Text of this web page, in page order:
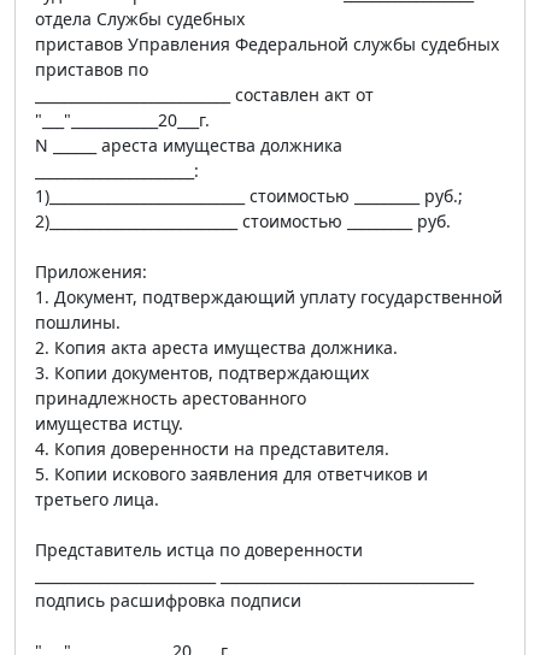
отдела Службы судебных
приставов Управления Федеральной службы судебных
приставов по
___________________________ составлен акт от
"___"____________20___г.
N ______ ареста имущества должника
______________________:
1)___________________________ стоимостью _________ руб.;
2)__________________________ стоимостью _________ руб.
Приложения:
1. Документ, подтверждающий уплату государственной
пошлины.
2. Копия акта ареста имущества должника.
3. Копии документов, подтверждающих
принадлежность арестованного
имущества истцу.
4. Копия доверенности на представителя.
5. Копии искового заявления для ответчиков и
третьего лица.
Представитель истца по доверенности
подпись расшифровка подписи